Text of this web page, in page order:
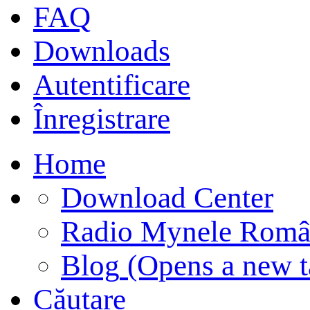
FAQ
Downloads
Autentificare
Înregistrare
Home
Download Center
Radio Mynele
Blog (Opens a new
Căutare